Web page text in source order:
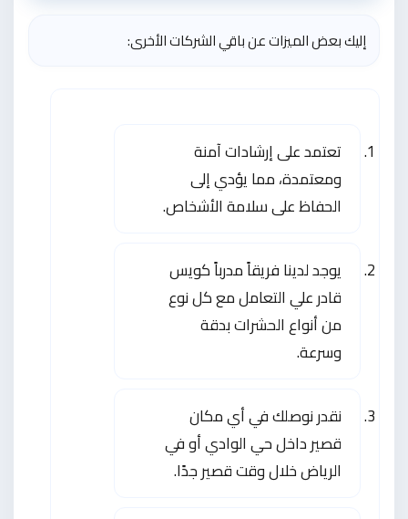
إليك بعض الميزات عن باقي الشركات الأخرى:
تعتمد على إرشادات آمنة
ومعتمدة، مما يؤدي إلى
الحفاظ على سلامة الأشخاص.
يوجد لدينا فريقاً مدرباً كويس
قادر علي التعامل مع كل نوع
من أنواع الحشرات بدقة
وسرعة.
نقدر نوصلك في أي مكان
قصير داخل حي الوادي أو في
الرياض خلال وقت قصير جدًا.